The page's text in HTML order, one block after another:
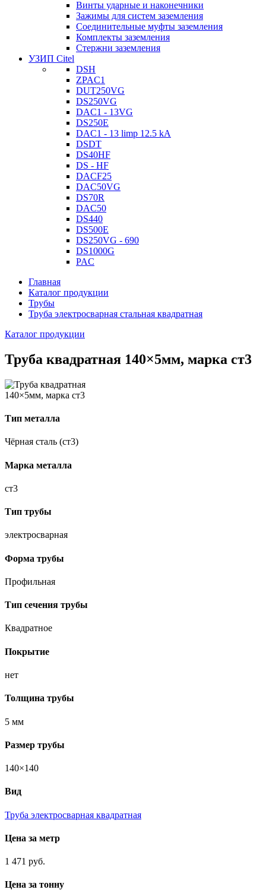
Винты ударные и наконечники
Зажимы для систем заземления
Соединительные муфты заземления
Комплекты заземления
Стержни заземления
УЗИП Citel
DSH
ZPAC1
DUT250VG
DS250VG
DAC1 - 13VG
DS250E
DAC1 - 13 limp 12.5 kA
DSDT
DS40HF
DS - HF
DACF25
DAC50VG
DS70R
DAC50
DS440
DS500E
DS250VG - 690
DS1000G
PAC
Главная
Каталог продукции
Трубы
Труба электросварная стальная квадратная
Каталог продукции
Труба квадратная 140×5мм, марка ст3
Тип металла
Чёрная сталь (ст3)
Марка металла
ст3
Тип трубы
электросварная
Форма трубы
Профильная
Тип сечения трубы
Квадратное
Покрытие
нет
Толщина трубы
5 мм
Размер трубы
140×140
Вид
Труба электросварная квадратная
Цена за метр
1 471 руб.
Цена за тонну